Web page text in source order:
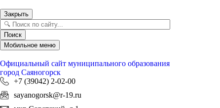
Закрыть
Поиск
Мобильное меню
Официальный сайт муниципального образования
город Саяногорск
+7 (39042) 2-02-00
sayanogorsk@r-19.ru